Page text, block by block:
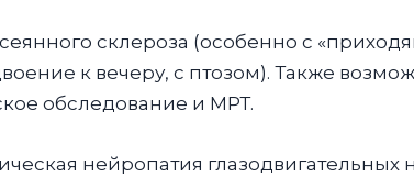
склероза (особенно с
к вечеру, с птозом). Также
обследование и МРТ.
нейропатия глазодвигательных